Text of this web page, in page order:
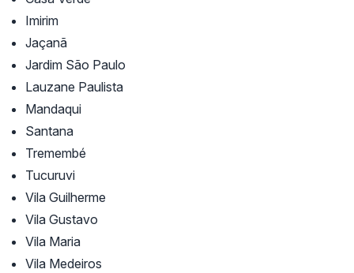
Imirim
Jaçanã
Jardim São Paulo
Lauzane Paulista
Mandaqui
Santana
Tremembé
Tucuruvi
Vila Guilherme
Vila Gustavo
Vila Maria
Vila Medeiros